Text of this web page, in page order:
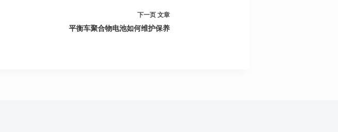
下一页 文章
平衡车聚合物电池如何维护保养